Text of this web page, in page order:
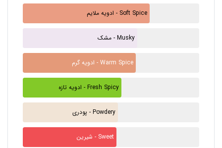
ادویه ملایم - Soft Spice
مشک - Musky
ادویه گرم - Warm Spice
ادویه تازه - Fresh Spicy
پودری - Powdery
شیرین - Sweet